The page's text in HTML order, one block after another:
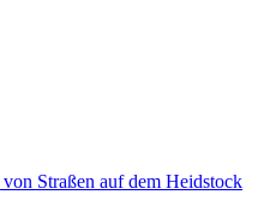
Straßen auf dem Heidstock